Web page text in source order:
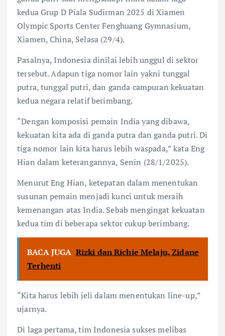
kedua Grup D Piala Sudirman 2025 di Xiamen
Olympic Sports Center Fenghuang Gymnasium,
Xiamen, China, Selasa (29/4).
Pasalnya, Indonesia dinilai lebih unggul di sektor
tersebut. Adapun tiga nomor lain yakni tunggal
putra, tunggal putri, dan ganda campuran kekuatan
kedua negara relatif berimbang.
“Dengan komposisi pemain India yang dibawa,
kekuatan kita ada di ganda putra dan ganda putri. Di
tiga nomor lain kita harus lebih waspada,” kata Eng
Hian dalam keterangannya, Senin (28/1/2025).
Menurut Eng Hian, ketepatan dalam menentukan
susunan pemain menjadi kunci untuk meraih
kemenangan atas India. Sebab mengingat kekuatan
kedua tim di beberapa sektor cukup berimbang.
BACA JUGA Rizki dan Richie Melaju, Zidane
Terhenti
“Kita harus lebih jeli dalam menentukan line-up,”
ujarnya.
Di laga pertama, tim Indonesia sukses melibas